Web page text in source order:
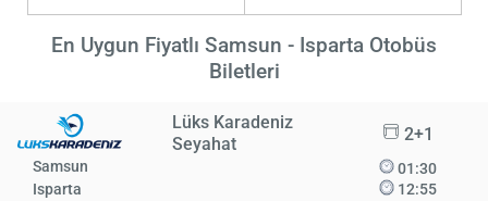
En Uygun Fiyatlı Samsun - Isparta Otobüs
Biletleri
Lüks Karadeniz
Seyahat
2+1
Samsun
Isparta
01:30
12:55